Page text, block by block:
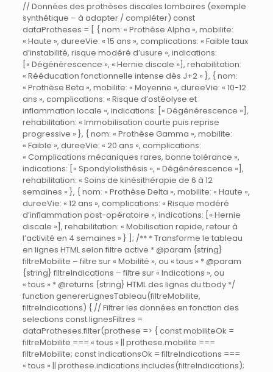
lombaires
selon
plusieurs
critères
// Données des prothèses discales lombaires (exemple
synthétique – à adapter / compléter) const
dataProtheses = [ { nom: « Prothèse Alpha », mobilite:
« Haute », dureeVie: « 15 ans », complications: « Faible taux
d’instabilité, risque modéré d’usure », indications:
[« Dégénérescence », « Hernie discale »], rehabilitation:
« Rééducation fonctionnelle intense dès J+2 » }, { nom:
« Prothèse Beta », mobilite: « Moyenne », dureeVie: « 10-12
ans », complications: « Risque d’ostéolyse et
inflammation locale », indications: [« Dégénérescence »],
rehabilitation: « Immobilisation courte puis reprise
progressive » }, { nom: « Prothèse Gamma », mobilite:
« Faible », dureeVie: « 20 ans », complications:
« Complications mécaniques rares, bonne tolérance »,
indications: [« Spondylolisthésis », « Dégénérescence »],
rehabilitation: « Soins de kinésithérapie de 6 à 12
semaines » }, { nom: « Prothèse Delta », mobilite: « Haute »,
dureeVie: « 12 ans », complications: « Risque modéré
d’inflammation post-opératoire », indications: [« Hernie
discale »], rehabilitation: « Mobilisation rapide, retour à
l’activité en 4 semaines » } ]; /** * Transforme le tableau
en lignes HTML selon filtre active * @param {string}
filtreMobilite – filtre sur « Mobilité », ou « tous » * @param
{string} filtreIndications – filtre sur « Indications », ou
« tous » * @returns {string} HTML des lignes du tbody */
function genererLignesTableau(filtreMobilite,
filtreIndications) { // Filtrer les données en fonction des
selections const lignesFiltres =
dataProtheses.filter(prothese => { const mobiliteOk =
filtreMobilite === « tous » || prothese.mobilite ===
filtreMobilite; const indicationsOk = filtreIndications ===
« tous » || prothese.indications.includes(filtreIndications);